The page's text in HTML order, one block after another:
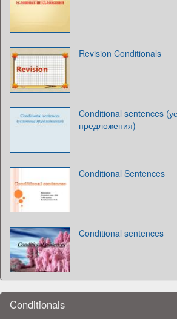
Revision Conditionals
Conditional sentences
предложения)
Conditional Sentences
Conditional sentences
Conditionals